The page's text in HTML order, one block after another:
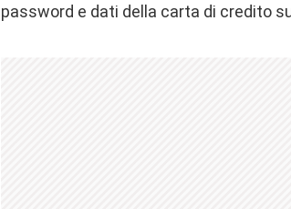
password e dati della carta di credito